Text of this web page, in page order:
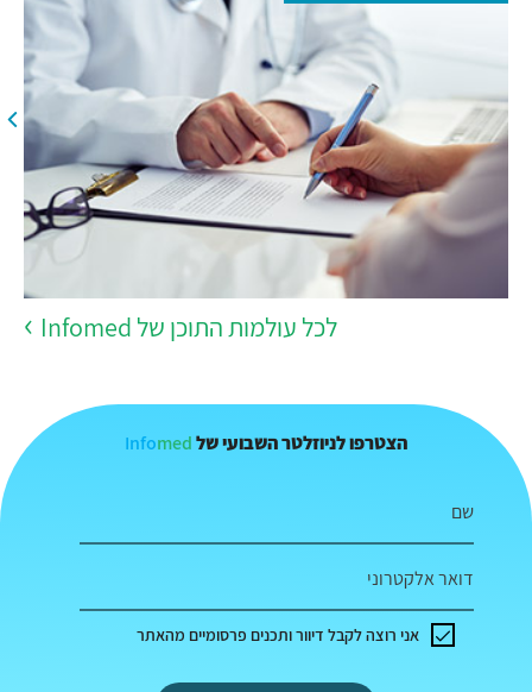
לכל עולמות התוכן של Infomed
הצטרפו לניוזלטר השבועי של Infomed
שם
דואר אלקטרוני
אני רוצה לקבל דיוור ותכנים פרסומיים מהאתר